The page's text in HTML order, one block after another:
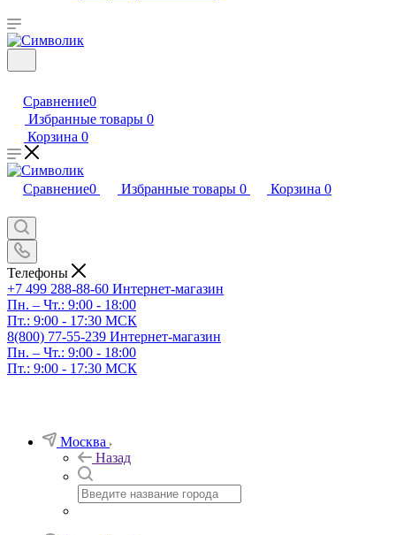
Сравнение0
Избранные товары 0
Корзина 0
Сравнение0 Избранные товары 0 Корзина 0
Телефоны
+7 499 288-88-60 Интернет-магазин
Пн. – Чт.: 9:00 - 18:00
Пт.: 9:00 - 17:30 МСК
8(800) 77-55-239 Интернет-магазин
Пн. – Чт.: 9:00 - 18:00
Пт.: 9:00 - 17:30 МСК
Москва
Назад